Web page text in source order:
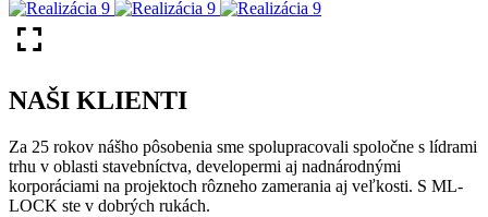
NAŠI KLIENTI
Za 25 rokov nášho pôsobenia sme spolupracovali spoločne s lídrami
trhu v oblasti stavebníctva, developermi aj nadnárodnými
korporáciami na projektoch rôzneho zamerania aj veľkosti. S ML-
LOCK ste v dobrých rukách.